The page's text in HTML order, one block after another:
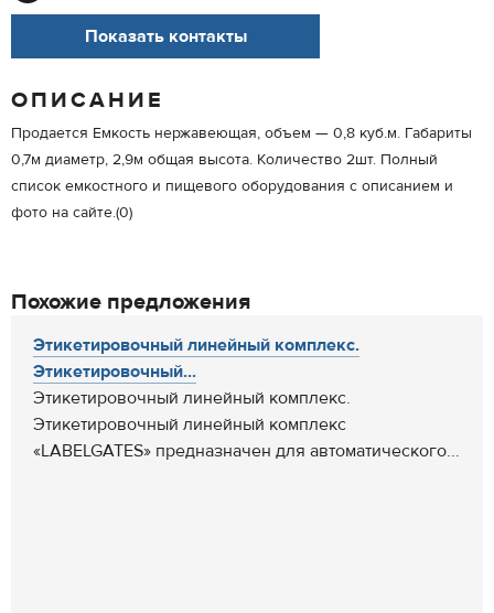
Показать контакты
ОПИСАНИЕ
Продается Емкость нержавеющая, объем — 0,8 куб.м. Габариты
0,7м диаметр, 2,9м общая высота. Количество 2шт. Полный
список емкостного и пищевого оборудования с описанием и
фото на сайте.(0)
Похожие предложения
Этикетировочный линейный комплекс.
Этикетировочный...
Этикетировочный линейный комплекс.
Этикетировочный линейный комплекс
«LABELGATES» предназначен для автоматического...